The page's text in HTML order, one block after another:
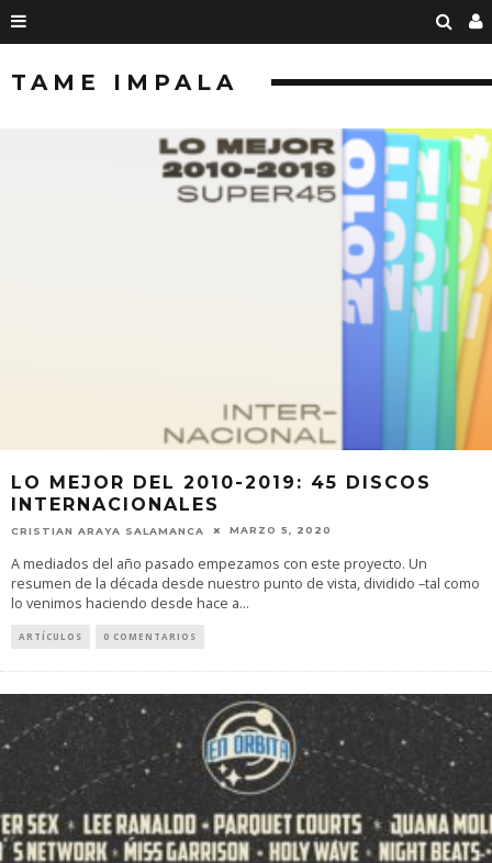
TAME IMPALA
LO MEJOR DEL 2010-2019: 45 DISCOS
INTERNACIONALES
CRISTIAN ARAYA SALAMANCA MARZO 5, 2020
A mediados del año pasado empezamos con este proyecto. Un
resumen de la década desde nuestro punto de vista, dividido –tal como
lo venimos haciendo desde hace a...
ARTÍCULOS 0 COMENTARIOS